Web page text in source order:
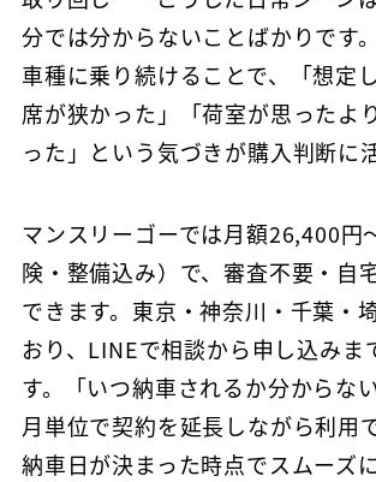
分では分からないことばかりです
車種に乗り続けることで、「想定
席が狭かった」「荷室が思ったよ
った」という気づきが購入判断に
マンスリーゴーでは月額26,400円
険・整備込み）で、審査不要・自
できます。東京・神奈川・千葉・
おり、LINEで相談から申し込みま
す。「いつ納車されるか分からな
月単位で契約を延長しながら利用
納車日が決まった時点でスムーズ